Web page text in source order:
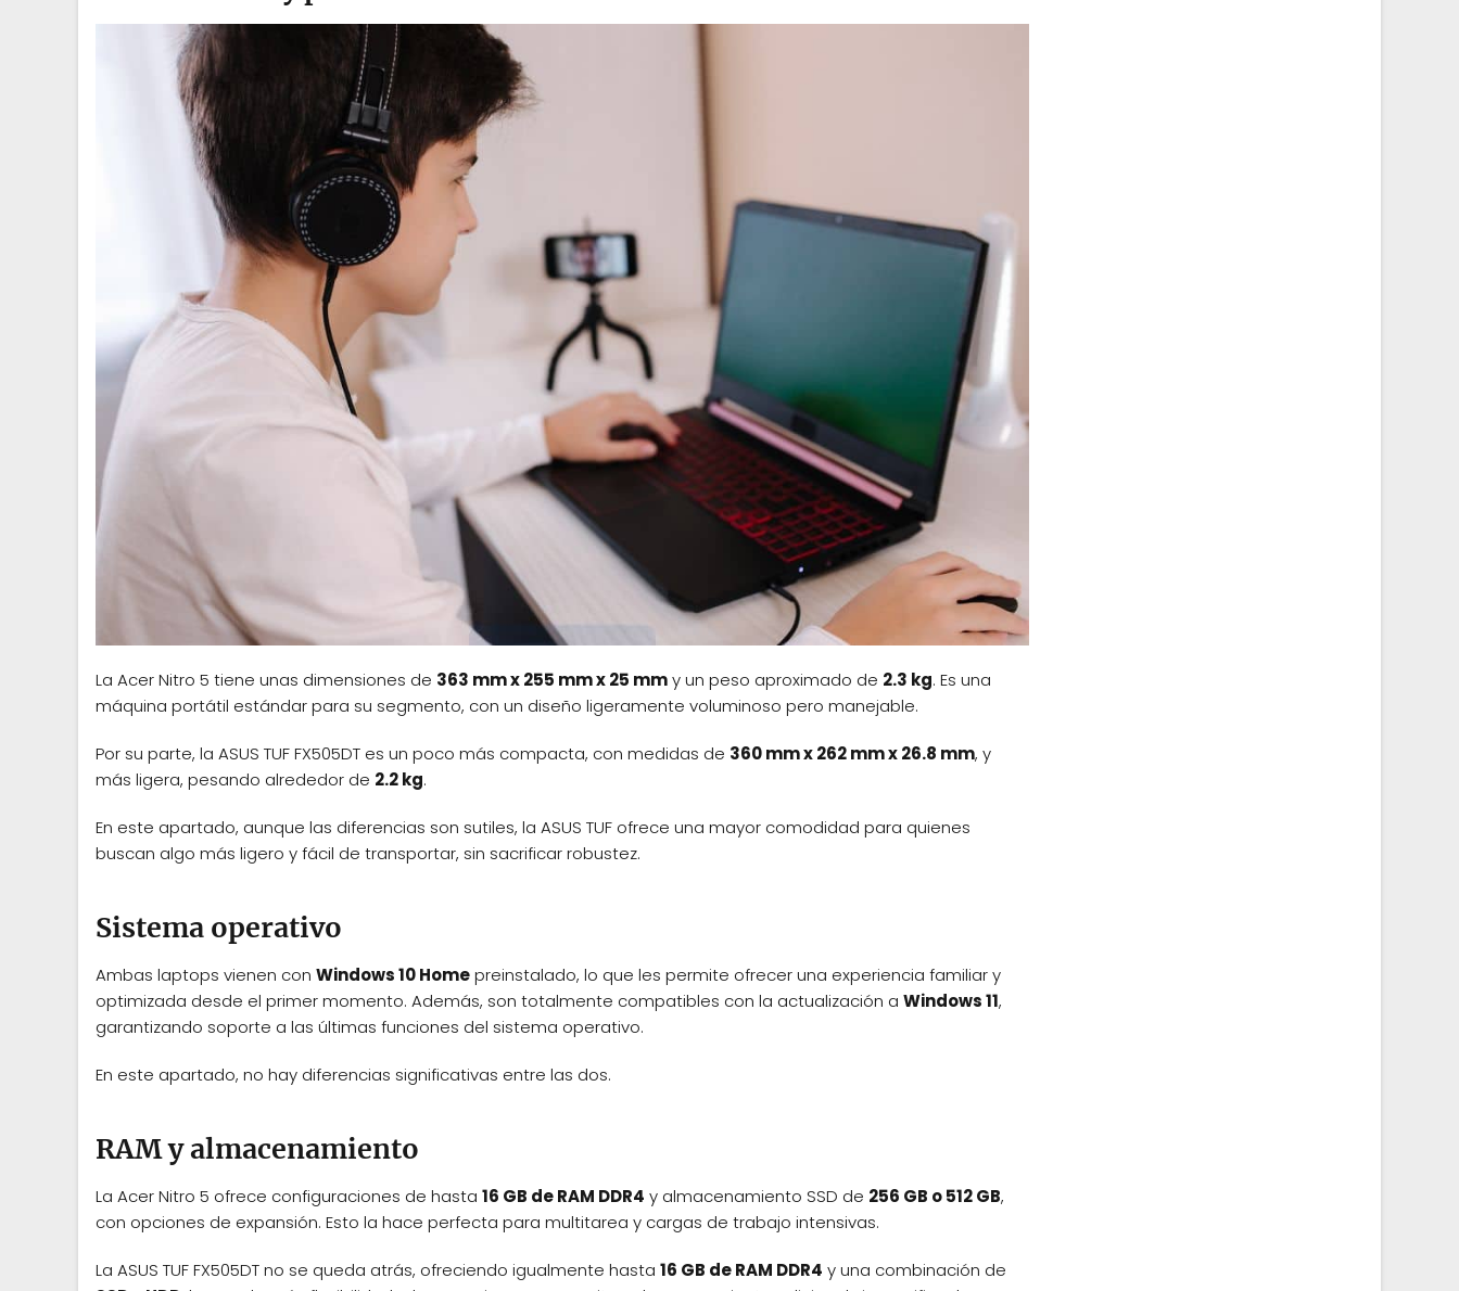
La Acer Nitro 5 tiene unas dimensiones de 363 mm x 255 mm x 25 mmy un peso aproximado de 2.3 kg. Es una
máquina portátil estándar para su segmento, con un diseño ligeramente voluminoso pero manejable.
Por su parte, la ASUS TUF FX505DT es un poco más compacta, con medidas de 360 mm x 262 mm x 26.8 mm, y
más ligera, pesando alrededor de 2.2 kg.
En este apartado, aunque las diferencias son sutiles, la ASUS TUF ofrece una mayor comodidad para quienes
buscan algo más ligero y fácil de transportar, sin sacrificar robustez.
Sistema operativo
Ambas laptops vienen con Windows 10 Homepreinstalado, lo que les permite ofrecer una experiencia familiar y
optimizada desde el primer momento. Además, son totalmente compatibles con la actualización a Windows 11,
garantizando soporte a las últimas funciones del sistema operativo.
En este apartado, no hay diferencias significativas entre las dos.
RAM y almacenamiento
La Acer Nitro 5 ofrece configuraciones de hasta 16 GB de RAM DDR4 y almacenamiento SSD de 256 GB o 512 GB,
con opciones de expansión. Esto la hace perfecta para multitarea y cargas de trabajo intensivas.
La ASUS TUF FX505DT no se queda atrás, ofreciendo igualmente hasta 16 GB de RAM DDR4 y una combinación de